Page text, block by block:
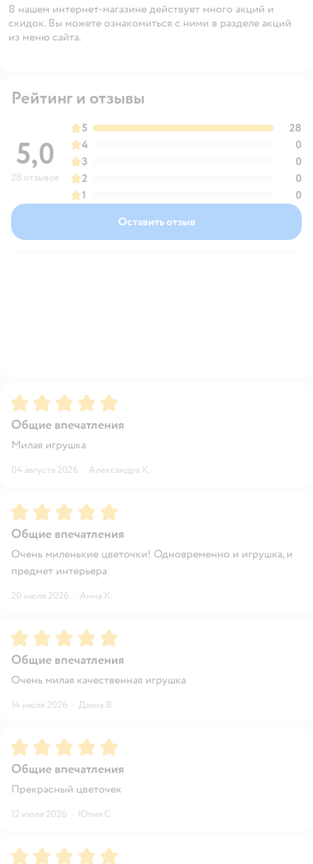
В нашем интернет-магазине действует много акций и
скидок. Вы можете ознакомиться с ними в разделе акций
из меню сайта.
Рейтинг и отзывы
5,0
28 отзывов
5
28
4
0
3
0
2
0
1
0
Оставить отзыв
Рейтинг:5
Общие впечатления
Милая игрушка
04 августа 2026 · Александра К.
Рейтинг:5
Общие впечатления
Очень миленькие цветочки! Одновременно и игрушка, и
предмет интерьера
20 июля 2026 · Анна К.
Рейтинг:5
Общие впечатления
Очень милая качественная игрушка
14 июля 2026 · Даяна В.
Рейтинг:5
Общие впечатления
Прекрасный цветочек
12 июля 2026 · Юлия С.
Рейтинг:5